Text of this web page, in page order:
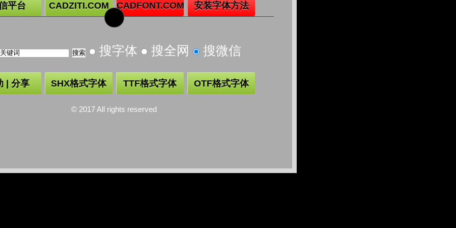
平台 CADZITI.COM CADFONT.COM 安装字体方法
搜字体 搜全网 搜微信
| 分享 SHX格式字体 TTF格式字体 OTF格式字体
© 2017 All rights reserved